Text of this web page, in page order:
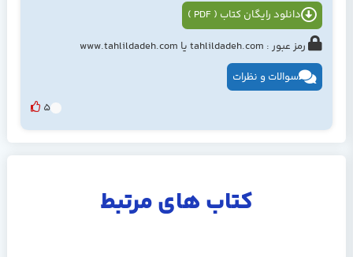
دانلود رایگان کتاب ( PDF )
رمز عبور : tahlildadeh.com یا www.tahlildadeh.com
سوالات و نظرات
5
کتاب های مرتبط